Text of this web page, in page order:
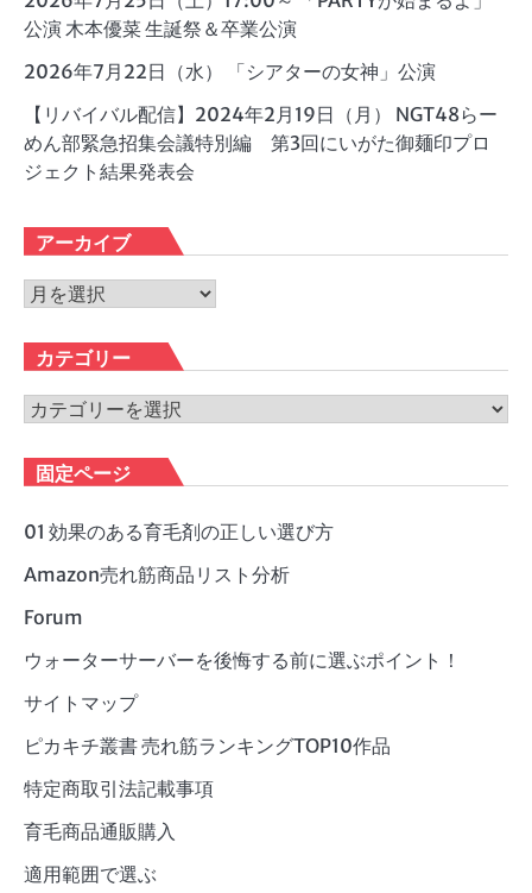
公演 木本優菜 生誕祭＆卒業公演
2026年7月22日（水） 「シアターの女神」公演
【リバイバル配信】2024年2月19日（月） NGT48らー
めん部緊急招集会議特別編 第3回にいがた御麺印プロ
ジェクト結果発表会
アーカイブ
ア
カ
イ
ブ
カテゴリー
カ
ゴ
リ
ー
固定ページ
01 効果のある育毛剤の正しい選び方
Amazon売れ筋商品リスト分析
Forum
ウォーターサーバーを後悔する前に選ぶポイント！
サイトマップ
ピカキチ叢書 売れ筋ランキングTOP10作品
特定商取引法記載事項
育毛商品通販購入
適用範囲で選ぶ